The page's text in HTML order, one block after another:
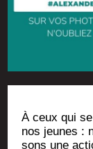
À ceux qui
nos jeunes :
sons une